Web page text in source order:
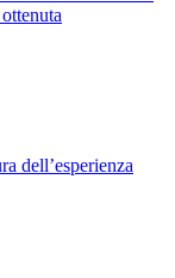
dell’esperienza